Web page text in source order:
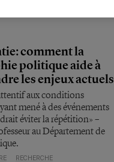
comment la
politique aide à
les enjeux actuels
aux conditions
mené à des événements
éviter la répétition» –
au Département de
RECHERCHE